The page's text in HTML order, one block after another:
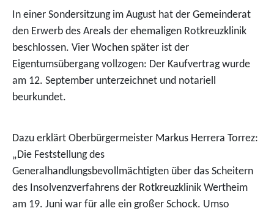
In einer Sondersitzung im August hat der Gemeinderat
den Erwerb des Areals der ehemaligen Rotkreuzklinik
beschlossen. Vier Wochen später ist der
Eigentumsübergang vollzogen: Der Kaufvertrag wurde
am 12. September unterzeichnet und notariell
beurkundet.
Dazu erklärt Oberbürgermeister Markus Herrera Torrez:
„Die Feststellung des
Generalhandlungsbevollmächtigten über das Scheitern
des Insolvenzverfahrens der Rotkreuzklinik Wertheim
am 19. Juni war für alle ein großer Schock. Umso